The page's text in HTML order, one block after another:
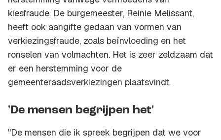
kiesfraude. De burgemeester, Reinie Melissant,
heeft ook aangifte gedaan van vormen van
verkiezingsfraude, zoals beïnvloeding en het
ronselen van volmachten. Het is zeer zeldzaam dat
er een herstemming voor de
gemeenteraadsverkiezingen plaatsvindt.
'De mensen begrijpen het'
"De mensen die ik spreek begrijpen dat we voor